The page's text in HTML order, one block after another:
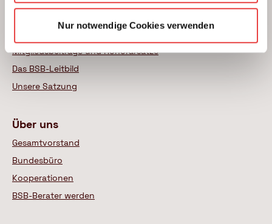
Nur notwendige Cookies verwenden
Mitgliedschaft
Mitgliedsbeiträge und Honorarsätze
Das BSB-Leitbild
Unsere Satzung
Über uns
Gesamtvorstand
Bundesbüro
Kooperationen
BSB-Berater werden